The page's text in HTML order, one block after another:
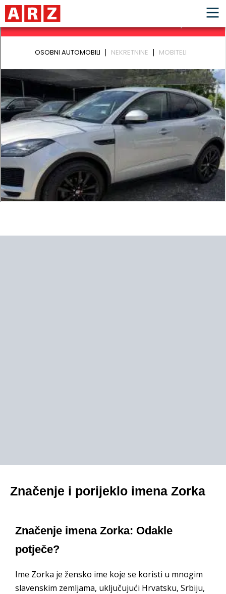
Značenje i porijeklo imena Zorka
Značenje imena Zorka: Odakle
potječe?
Ime Zorka je žensko ime koje se koristi u mnogim
slavenskim zemljama, uključujući Hrvatsku, Srbiju,